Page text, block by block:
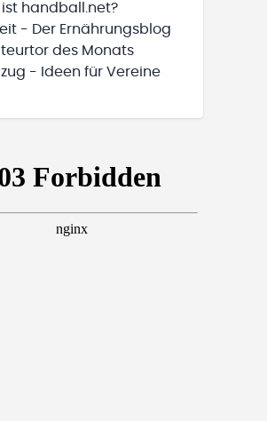
ist handball.net?
- Der Ernährungsblog
des Monats
- Ideen für Vereine